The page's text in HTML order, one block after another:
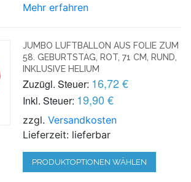
Mehr erfahren
JUMBO LUFTBALLON AUS FOLIE ZUM
58. GEBURTSTAG, ROT, 71 CM, RUND,
INKLUSIVE HELIUM
Zuzügl. Steuer: 16,72 €
Inkl. Steuer: 19,90 €
zzgl.Versandkosten
Lieferzeit: lieferbar
PRODUKTOPTIONEN WÄHLEN